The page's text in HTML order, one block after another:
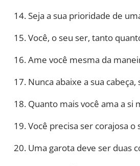
14. Seja a sua prioridade de
15. Você, o seu ser, tanto
16. Ame você mesma da
17. Nunca abaixe a sua
18. Quanto mais você ama a
19. Você precisa ser corajosa
20. Uma garota deve ser duas